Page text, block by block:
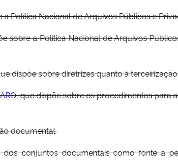
a Política Nacional de Arquivos Públicos e
sobre a Política Nacional de Arquivos
dispõe sobre diretrizes quanto à
, que dispõe sobre os procedimentos para
documental;
conjuntos documentais como fonte à